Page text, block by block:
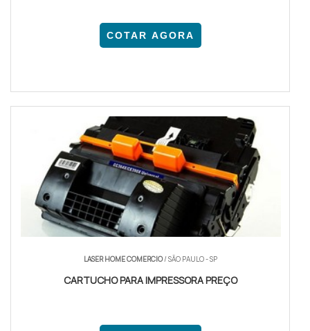
COTAR AGORA
LASER HOME COMERCIO/ SÃO PAULO - SP
CARTUCHO PARA IMPRESSORA PREÇO